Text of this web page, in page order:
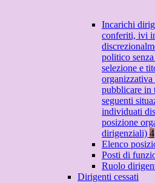
Incarichi
conferiti, ivi
politico
selezione e
pubblicare in
seguenti
individuati
posizione
dirigenziali) 4
Elenco
Posti di
Ruolo
Dirigenti cessati